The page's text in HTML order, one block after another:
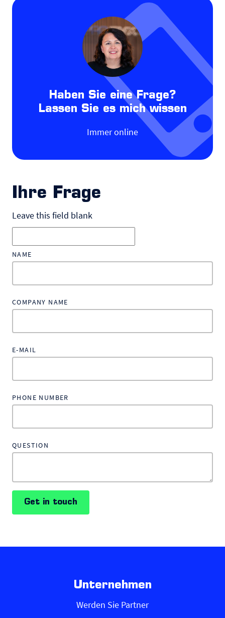
Haben Sie eine Frage?
Lassen Sie es mich wissen
Immer online
Ihre Frage
Leave this field blank
NAME
COMPANY NAME
E-MAIL
PHONE NUMBER
QUESTION
Get in touch
Unternehmen
Werden Sie Partner